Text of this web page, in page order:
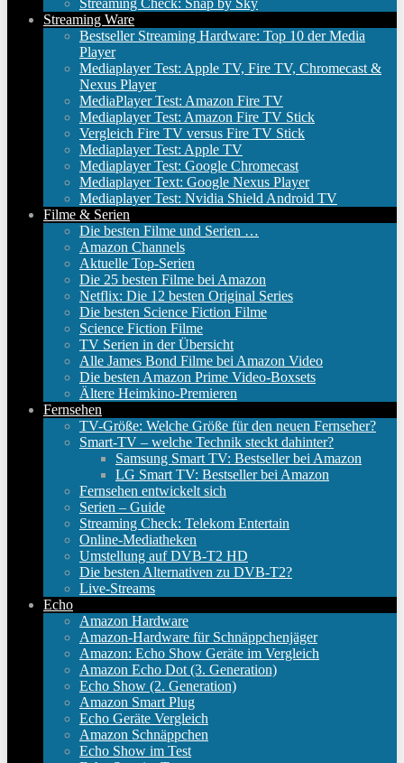
Streaming Check: Snap by Sky
Streaming Ware
Bestseller Streaming Hardware: Top 10 der Media
Player
Mediaplayer Test: Apple TV, Fire TV, Chromecast &
Nexus Player
MediaPlayer Test: Amazon Fire TV
Mediaplayer Test: Amazon Fire TV Stick
Vergleich Fire TV versus Fire TV Stick
Mediaplayer Test: Apple TV
Mediaplayer Test: Google Chromecast
Mediaplayer Text: Google Nexus Player
Mediaplayer Test: Nvidia Shield Android TV
Filme & Serien
Die besten Filme und Serien …
Amazon Channels
Aktuelle Top-Serien
Die 25 besten Filme bei Amazon
Netflix: Die 12 besten Original Series
Die besten Science Fiction Filme
Science Fiction Filme
TV Serien in der Übersicht
Alle James Bond Filme bei Amazon Video
Die besten Amazon Prime Video-Boxsets
Ältere Heimkino-Premieren
Fernsehen
TV-Größe: Welche Größe für den neuen Fernseher?
Smart-TV – welche Technik steckt dahinter?
Samsung Smart TV: Bestseller bei Amazon
LG Smart TV: Bestseller bei Amazon
Fernsehen entwickelt sich
Serien – Guide
Streaming Check: Telekom Entertain
Online-Mediatheken
Umstellung auf DVB-T2 HD
Die besten Alternativen zu DVB-T2?
Live-Streams
Echo
Amazon Hardware
Amazon-Hardware für Schnäppchenjäger
Amazon: Echo Show Geräte im Vergleich
Amazon Echo Dot (3. Generation)
Echo Show (2. Generation)
Amazon Smart Plug
Echo Geräte Vergleich
Amazon Schnäppchen
Echo Show im Test